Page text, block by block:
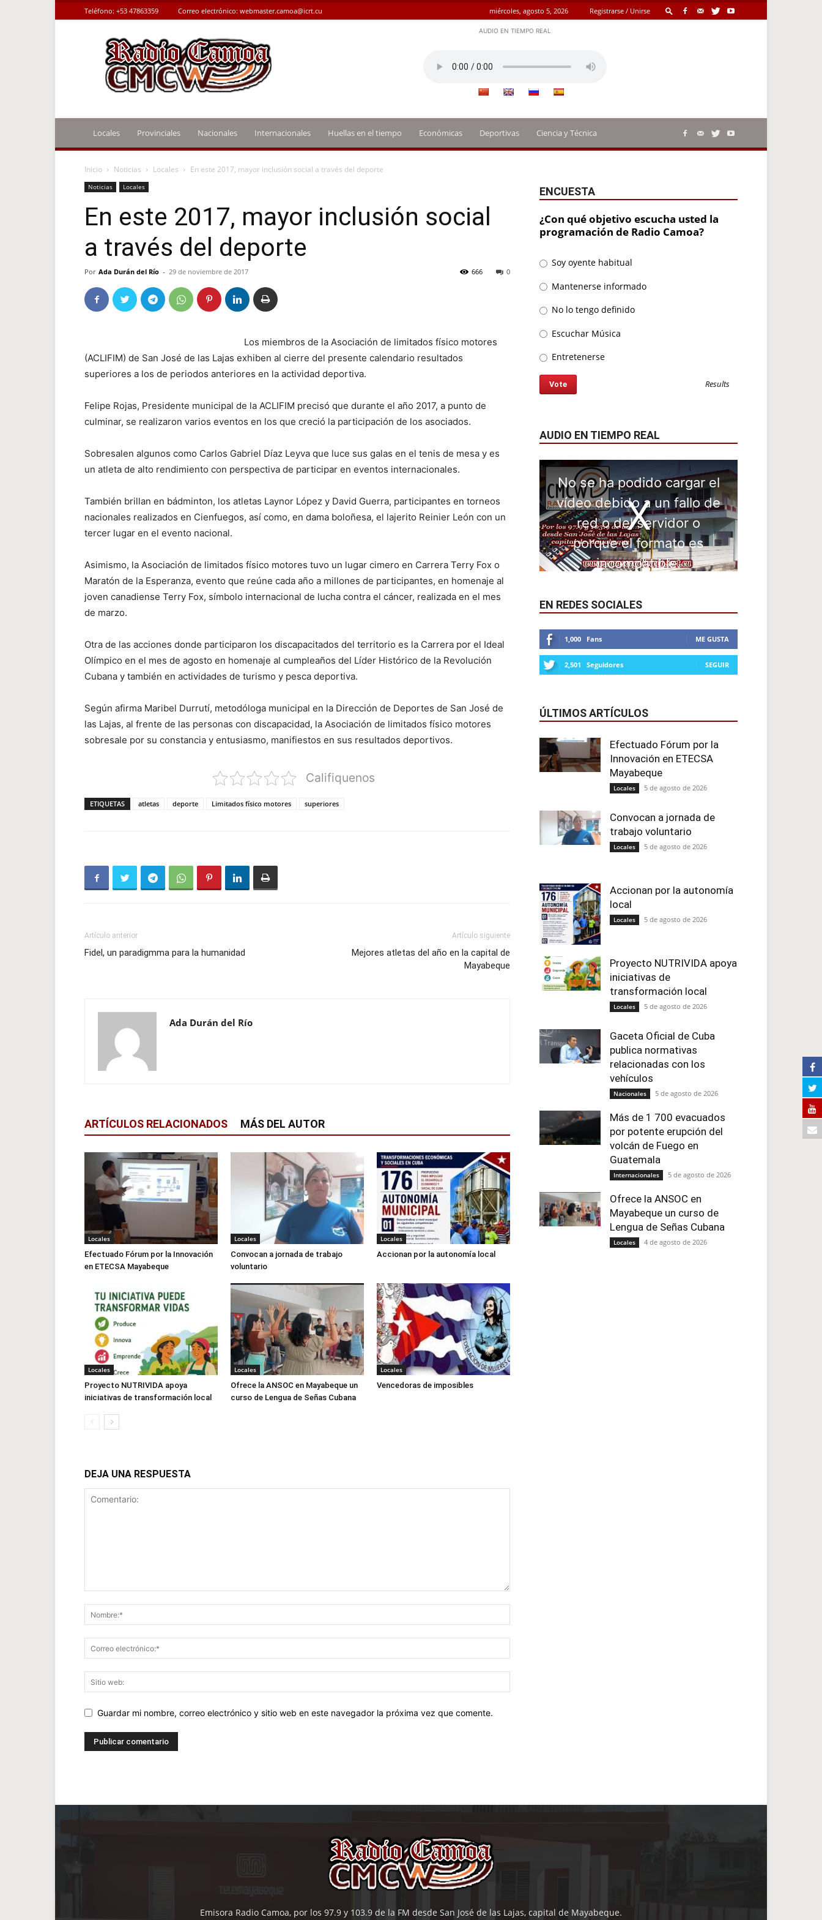
miércoles, agosto 5, 2026 Registrarse / Unirse
Teléfono: +53 47863359 Correo electrónico: webmaster.camoa@icrt.cu
Radio
Camoa
AUDIO EN TIEMPO REAL
Locales Provinciales Nacionales Internacionales Huellas en el tiempo Económicas Deportivas Ciencia y Técnica
Inicio Noticias Locales En este 2017, mayor inclusión social a través del deporte
Noticias Locales
En este 2017, mayor inclusión social
a través del deporte
Por Ada Durán del Río - 29 de noviembre de 2017 0
666
Los miembros de la Asociación de limitados físico motores
(ACLIFIM) de San José de las Lajas exhiben al cierre del presente calendario resultados
superiores a los de periodos anteriores en la actividad deportiva.
Felipe Rojas, Presidente municipal de la ACLIFIM precisó que durante el año 2017, a punto de
culminar, se realizaron varios eventos en los que creció la participación de los asociados.
Sobresalen algunos como Carlos Gabriel Díaz Leyva que luce sus galas en el tenis de mesa y es
un atleta de alto rendimiento con perspectiva de participar en eventos internacionales.
También brillan en bádminton, los atletas Laynor López y David Guerra, participantes en torneos
nacionales realizados en Cienfuegos, así como, en dama boloñesa, el lajerito Reinier León con un
tercer lugar en el evento nacional.
Asimismo, la Asociación de limitados físico motores tuvo un lugar cimero en Carrera Terry Fox o
Maratón de la Esperanza, evento que reúne cada año a millones de participantes, en homenaje al
joven canadiense Terry Fox, símbolo internacional de lucha contra el cáncer, realizada en el mes
de marzo.
Otra de las acciones donde participaron los discapacitados del territorio es la Carrera por el Ideal
Olímpico en el mes de agosto en homenaje al cumpleaños del Líder Histórico de la Revolución
Cubana y también en actividades de turismo y pesca deportiva.
Según afirma Maribel Durrutí, metodóloga municipal en la Dirección de Deportes de San José de
las Lajas, al frente de las personas con discapacidad, la Asociación de limitados físico motores
sobresale por su constancia y entusiasmo, manifiestos en sus resultados deportivos.
Califiquenos
ETIQUETAS atletas deporte Limitados físico motores superiores
Artículo anterior
Fidel, un paradigmma para la humanidad
Artículo siguiente
Mejores atletas del año en la capital de
Mayabeque
Ada Durán del Río
ARTÍCULOS RELACIONADOS MÁS DEL AUTOR
Locales
Efectuado Fórum por la Innovación
en ETECSA Mayabeque
Locales
Convocan a jornada de trabajo
voluntario
Locales
Accionan por la autonomía local
Locales
Proyecto NUTRIVIDA apoya
iniciativas de transformación local
Locales
Ofrece la ANSOC en Mayabeque un
curso de Lengua de Señas Cubana
Locales
Vencedoras de imposibles
DEJA UNA RESPUESTA
Guardar mi nombre, correo electrónico y sitio web en este navegador la próxima vez que comente.
ENCUESTA
¿Con qué objetivo escucha usted la
programación de Radio Camoa?
Soy oyente habitual
Mantenerse informado
No lo tengo definido
Escuchar Música
Entretenerse
Results
AUDIO EN TIEMPO REAL
EN REDES SOCIALES
1,000 Fans ME GUSTA
2,501 Seguidores SEGUIR
ÚLTIMOS ARTÍCULOS
Efectuado Fórum por la
Innovación en ETECSA
Mayabeque
Locales 5 de agosto de 2026
Convocan a jornada de
trabajo voluntario
Locales 5 de agosto de 2026
Accionan por la autonomía
local
Locales 5 de agosto de 2026
Proyecto NUTRIVIDA apoya
iniciativas de
transformación local
Locales 5 de agosto de 2026
Gaceta Oficial de Cuba
publica normativas
relacionadas con los
vehículos
Nacionales 5 de agosto de 2026
Más de 1 700 evacuados
por potente erupción del
volcán de Fuego en
Guatemala
Internacionales 5 de agosto de 2026
Ofrece la ANSOC en
Mayabeque un curso de
Lengua de Señas Cubana
Locales 4 de agosto de 2026
Emisora Radio Camoa, por los 97.9 y 103.9 de la FM desde San José de las Lajas, capital de Mayabeque.